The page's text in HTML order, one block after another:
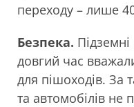
переходу – лише
Безпека.
довгий час
для пішоходів. За
та автомобілів не